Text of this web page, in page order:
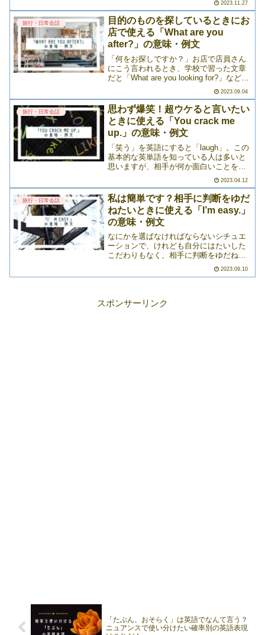
すよね。これは一見正しいように見える
ものの、実は、英語では異なる言い回し
をするのが自>>>
2023.11.27
旅行・日常会話
目的のものを探しているときにお
店で使える「What are you
after?」の意味・例文
「何をお探しですか？」お店で店員さん
にこう言われるとき、学校で習った文章
だと「What are you looking for?」などが
は、ネイティブがもっとよく使うフレー
ズがあるんです。今回は、さまざま>>>
2023.09.04
旅行・日常会話
思わず爆笑！超ウケると言いたい
ときに使える「You crack me
up.」の意味・例文
「笑う」を英語にすると「laugh」。この
基本的な英単語を知っている人は多いと
思いますが、相手が何か面白いことをし
笑！」と伝えたいときは、なんと表現す
ればよいのでしょうか？正解は「You
crack me >>>
2023.04.12
旅行・日常会話
私は簡単です？相手に判断をゆだ
ねたいときに使える「I’m easy.」
の意味・例文
なにかを選ばなければならないシチュエ
ーションで、けれども自分にはたいした
こだわりもなく、相手に判断をゆだねた
にを食べたい？」と聞かれたとき。自分
2023.09.10
スポンサーリンク
「たぶん、おそらく」は英語でなんて言う？
ニュアンスで使い分けたい確率別の英語表現